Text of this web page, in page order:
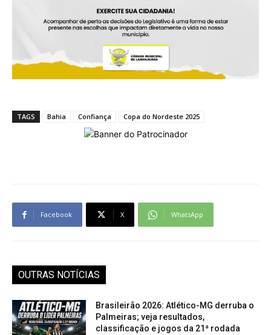
TAGS Bahia Confiança Copa do Nordeste 2025
Facebook X WhatsApp
OUTRAS NOTÍCIAS
Brasileirão 2026: Atlético-MG derruba o
Palmeiras; veja resultados,
classificação e jogos da 21ª rodada